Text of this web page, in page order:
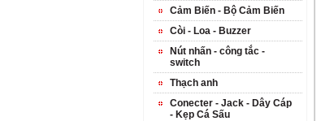
Cảm Biến - Bộ Cảm Biến
Còi - Loa - Buzzer
Nút nhấn - công tắc -
switch
Thạch anh
Conecter - Jack - Dây Cáp
- Kẹp Cá Sấu